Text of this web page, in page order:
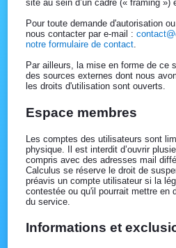
site au sein d’un cadre (« framing »)
Pour toute demande d'autorisation
nous contacter par e-mail :
notre formulaire de contact.
Par ailleurs, la mise en forme de ce
des sources externes dont nous
les droits d'utilisation sont ouverts.
Espace membres
Les comptes des utilisateurs sont
physique. Il est interdit d’ouvrir
compris avec des adresses mail
Calculus se réserve le droit de
préavis un compte utilisateur si la
contestée ou qu'il pourrait mettre en
du service.
Informations et